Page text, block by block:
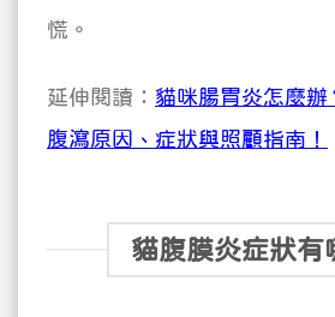
慌。
延伸閱讀： 貓咪腸胃炎怎麼辦
腹瀉原因、症狀與照顧指南！
貓腹膜炎症狀有